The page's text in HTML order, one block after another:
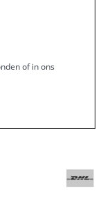
of in ons